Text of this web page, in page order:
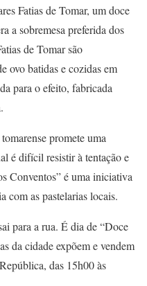
Fatias de Tomar, um doce
a sobremesa preferida dos
de Tomar são
ovo batidas e cozidas em
para o efeito, fabricada
promete uma
é difícil resistir à tentação e
Conventos” é uma iniciativa
com as pastelarias locais.
para a rua. É dia de “Doce
da cidade expõem e vendem
das 15h00 às